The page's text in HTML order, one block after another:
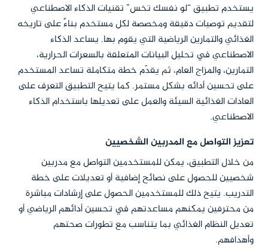
يستخدم تطبيق “لو نفسك تخس” تقنيات الذكاء الاصطناعي
لتقديم توصيات دقيقة ومخصصة لكل مستخدم بناءً على تاريخه
الغذائي والتمارين الرياضية التي يقوم بها. يساعد الذكاء
الاصطناعي في تحليل البيانات المتعلقة بالسعرات الحرارية،
التمارين، والمزاج العام، ثم يقدّم خطة متكاملة تساعد المستخدم
على تحسين أدائه بشكل مستمر. كما يتيح التطبيق التعرف على
العادات الغذائية السيئة والعمل على تعديلها باستخدام الذكاء
الاصطناعي.
تعزيز التواصل مع المدربين الشخصيين
من خلال التطبيق، يمكن للمستخدمين التواصل مع مدربين
شخصيين للحصول على نصائح إضافية أو تعديلات على خطة
التدريب. يتيح ذلك للمستخدمين الحصول على إرشادات مباشرة
من محترفين يمكنهم مساعدتهم في تحسين أدائهم الرياضي أو
تعديل النظام الغذائي بما يتناسب مع تطورات صحتهم
وأهدافهم.